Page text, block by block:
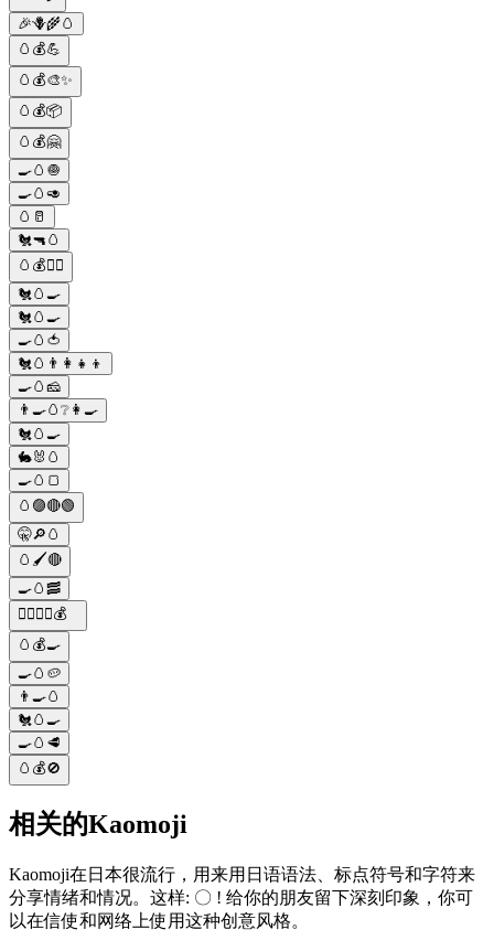
🎉🪻🌾🥚
🥚💰💪
🥚💰🎨✨
🥚💰📦
🥚💰🤗
🍳🥚🧅
🍳🥚🥑
🥚🥛
🐔🔫🥚
🥚💰🕵️‍♀️
🐔🥚🍳
🐔🥚🍳
🍳🥚🍅
🐔🥚👨‍👩‍👧‍👦
🍳🥚🧀
👨‍🍳🥚❔👩‍🍳
🐔🥚🍳
🐇🐰🥚
🍳🥚🍞
🥚🟣🔴🟢
🤫🔎🥚
🥚🖌🔴
🍳🥚🥓
🕵️‍♂️🔎🥚💰
🥚💰🍳
🍳🥚🥔
👨‍🍳🥚
🐔🥚🍳
🍳🥚🥩
🥚💰🚫
相关的Kaomoji
Kaomoji在日本很流行，用来用日语语法、标点符号和字符来
分享情绪和情况。这样: 〇 ! 给你的朋友留下深刻印象，你可
以在信使和网络上使用这种创意风格。